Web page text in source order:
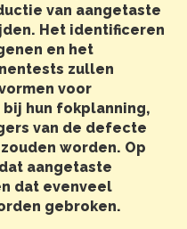
van aangetaste
Het identificeren
en het
zullen
voor
hun fokplanning,
van de defecte
worden. Op
aangetaste
dat evenveel
gebroken.